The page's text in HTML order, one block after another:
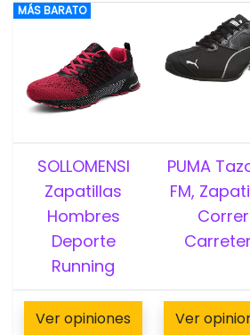
MÁS BARATO
SOLLOMENSI
Zapatillas
Hombres
Deporte
Running
PUMA
FM,
Correr
Ver opiniones Ver